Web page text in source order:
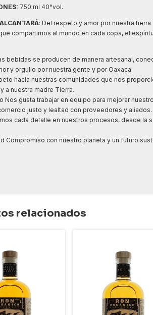
750 ml 40°vol.
: Del respeto y amor por nuestra
compartimos al mundo en cada copa, el
bebidas se producen de manera artesanal,
y orgullo por nuestra gente y por Oaxaca.
hacia nuestras comunidades que nos
a nuestra madre Tierra.
Nos gusta trabajar en equipo para mejorar
justo y lealtad con proveedores y aliados.
cada detalle en nuestros procesos, desde la
Compromiso con nuestro planeta y un futuro
relacionados